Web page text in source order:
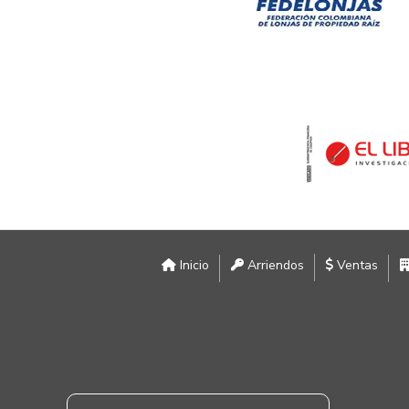
Inicio Arriendos Ventas